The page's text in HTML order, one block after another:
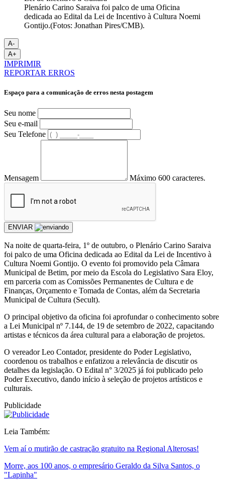
Plenário Carino Saraiva foi palco de uma Oficina
dedicada ao Edital da Lei de Incentivo à Cultura Noemi
Gontijo.(Fotos: Jonathan Pires/CMB).
A-
A+
IMPRIMIR
REPORTAR ERROS
Espaço para a comunicação de erros nesta postagem
Seu nome
Seu e-mail
Seu Telefone
Mensagem Máximo 600 caracteres.
ENVIAR
Na noite de quarta-feira, 1º de outubro, o Plenário Carino Saraiva
foi palco de uma Oficina dedicada ao Edital da Lei de Incentivo à
Cultura Noemi Gontijo. O evento foi promovido pela Câmara
Municipal de Betim, por meio da Escola do Legislativo Sara Eloy,
em parceria com as Comissões Permanentes de Cultura e de
Finanças, Orçamento e Tomada de Contas, além da Secretaria
Municipal de Cultura (Secult).
O principal objetivo da oficina foi aprofundar o conhecimento sobre
a Lei Municipal nº 7.144, de 19 de setembro de 2022, capacitando
artistas e técnicos da área cultural para a elaboração de projetos.
O vereador Leo Contador, presidente do Poder Legislativo,
coordenou os trabalhos e enfatizou a relevância de discutir os
detalhes da legislação. O Edital n° 3/2025 já foi publicado pelo
Poder Executivo, dando início à seleção de projetos artísticos e
culturais.
Publicidade
Leia Também:
Vem aí o mutirão de castração gratuito na Regional Alterosas!
Morre, aos 100 anos, o empresário Geraldo da Silva Santos, o
"Lapinha"